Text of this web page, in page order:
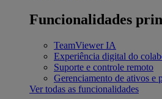
Funcionalidades
TeamViewer IA
Experiência digital do
Suporte e controle remoto
Gerenciamento de ativos e
Ver todas as funcionalidades